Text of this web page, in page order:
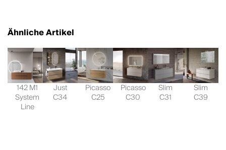
Ähnliche Artikel
142 M1
System
Line
Just
C34
Picasso
C25
Picasso
C30
Slim
C31
Slim
C39